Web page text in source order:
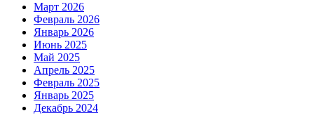
Март 2026
Февраль 2026
Январь 2026
Июнь 2025
Май 2025
Апрель 2025
Февраль 2025
Январь 2025
Декабрь 2024